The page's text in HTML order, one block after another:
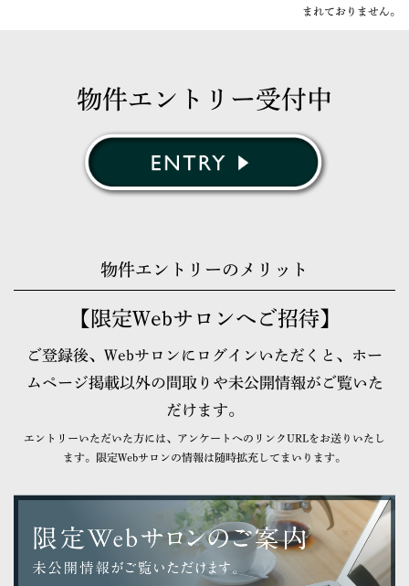
まれておりません。
物件エントリー受付中
物件エントリーのメリット
【限定Webサロンへご招待】
ご登録後、Webサロンにログインいただくと、ホー
ムページ掲載以外の間取りや未公開情報がご覧いた
だけます。
エントリーいただいた方には、アンケートへのリンクURLをお送りいたし
ます。限定Webサロンの情報は随時拡充してまいります。